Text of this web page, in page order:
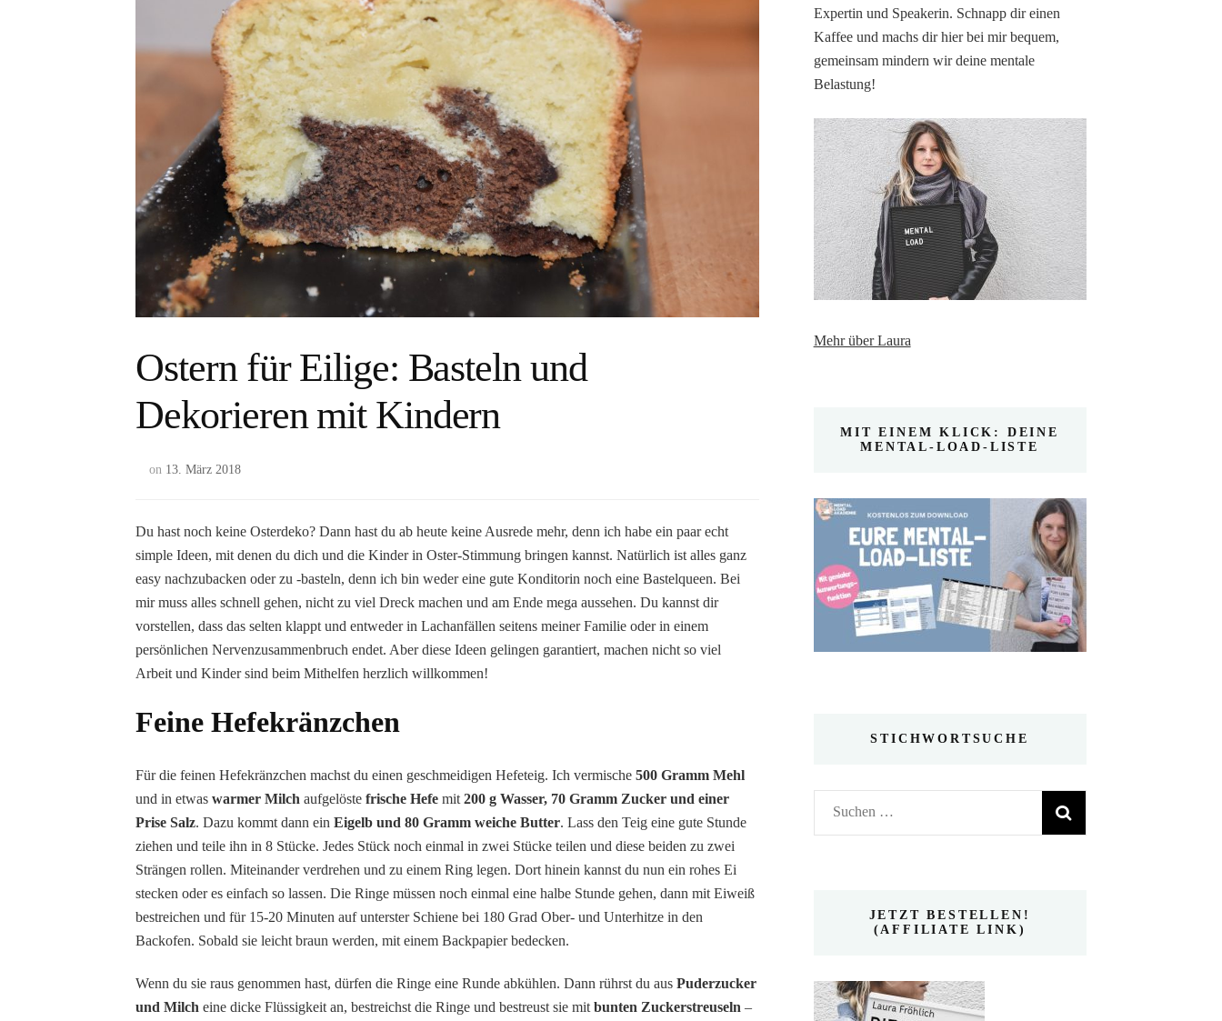
Ostern für Eilige: Basteln und
Dekorieren mit Kindern
on 13. März 2018
Du hast noch keine Osterdeko? Dann hast du ab heute keine Ausrede mehr, denn ich habe ein paar echt
simple Ideen, mit denen du dich und die Kinder in Oster-Stimmung bringen kannst. Natürlich ist alles ganz
easy nachzubacken oder zu -basteln, denn ich bin weder eine gute Konditorin noch eine Bastelqueen. Bei
mir muss alles schnell gehen, nicht zu viel Dreck machen und am Ende mega aussehen. Du kannst dir
vorstellen, dass das selten klappt und entweder in Lachanfällen seitens meiner Familie oder in einem
persönlichen Nervenzusammenbruch endet. Aber diese Ideen gelingen garantiert, machen nicht so viel
Arbeit und Kinder sind beim Mithelfen herzlich willkommen!
Feine Hefekränzchen
Für die feinen Hefekränzchen machst du einen geschmeidigen Hefeteig. Ich vermische500 Gramm Mehl
und in etwaswarmer Milch aufgelöstefrische Hefe mit200 g Wasser, 70 Gramm Zucker und einer
Prise Salz. Dazu kommt dann einEigelb und 80 Gramm weiche Butter. Lass den Teig eine gute Stunde
ziehen und teile ihn in 8 Stücke. Jedes Stück noch einmal in zwei Stücke teilen und diese beiden zu zwei
Strängen rollen. Miteinander verdrehen und zu einem Ring legen. Dort hinein kannst du nun ein rohes Ei
stecken oder es einfach so lassen. Die Ringe müssen noch einmal eine halbe Stunde gehen, dann mit Eiweiß
bestreichen und für 15-20 Minuten auf unterster Schiene bei 180 Grad Ober- und Unterhitze in den
Backofen. Sobald sie leicht braun werden, mit einem Backpapier bedecken.
Wenn du sie raus genommen hast, dürfen die Ringe eine Runde abkühlen. Dann rührst du ausPuderzucker
und Milch eine dicke Flüssigkeit an, bestreichst die Ringe und bestreust sie mitbunten Zuckerstreuseln –
Expertin und Speakerin. Schnapp dir einen
Kaffee und machs dir hier bei mir bequem,
gemeinsam mindern wir deine mentale
Belastung!
Mehr über Laura
MIT EINEM KLICK: DEINE
MENTAL-LOAD-LISTE
STICHWORTSUCHE
Suchen
nach:
JETZT BESTELLEN!
(AFFILIATE LINK)